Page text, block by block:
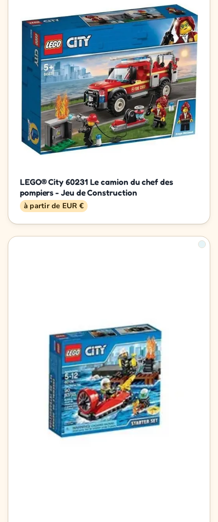
LEGO® City 60231 Le camion du chef des
pompiers - Jeu de Construction
à partir de EUR €